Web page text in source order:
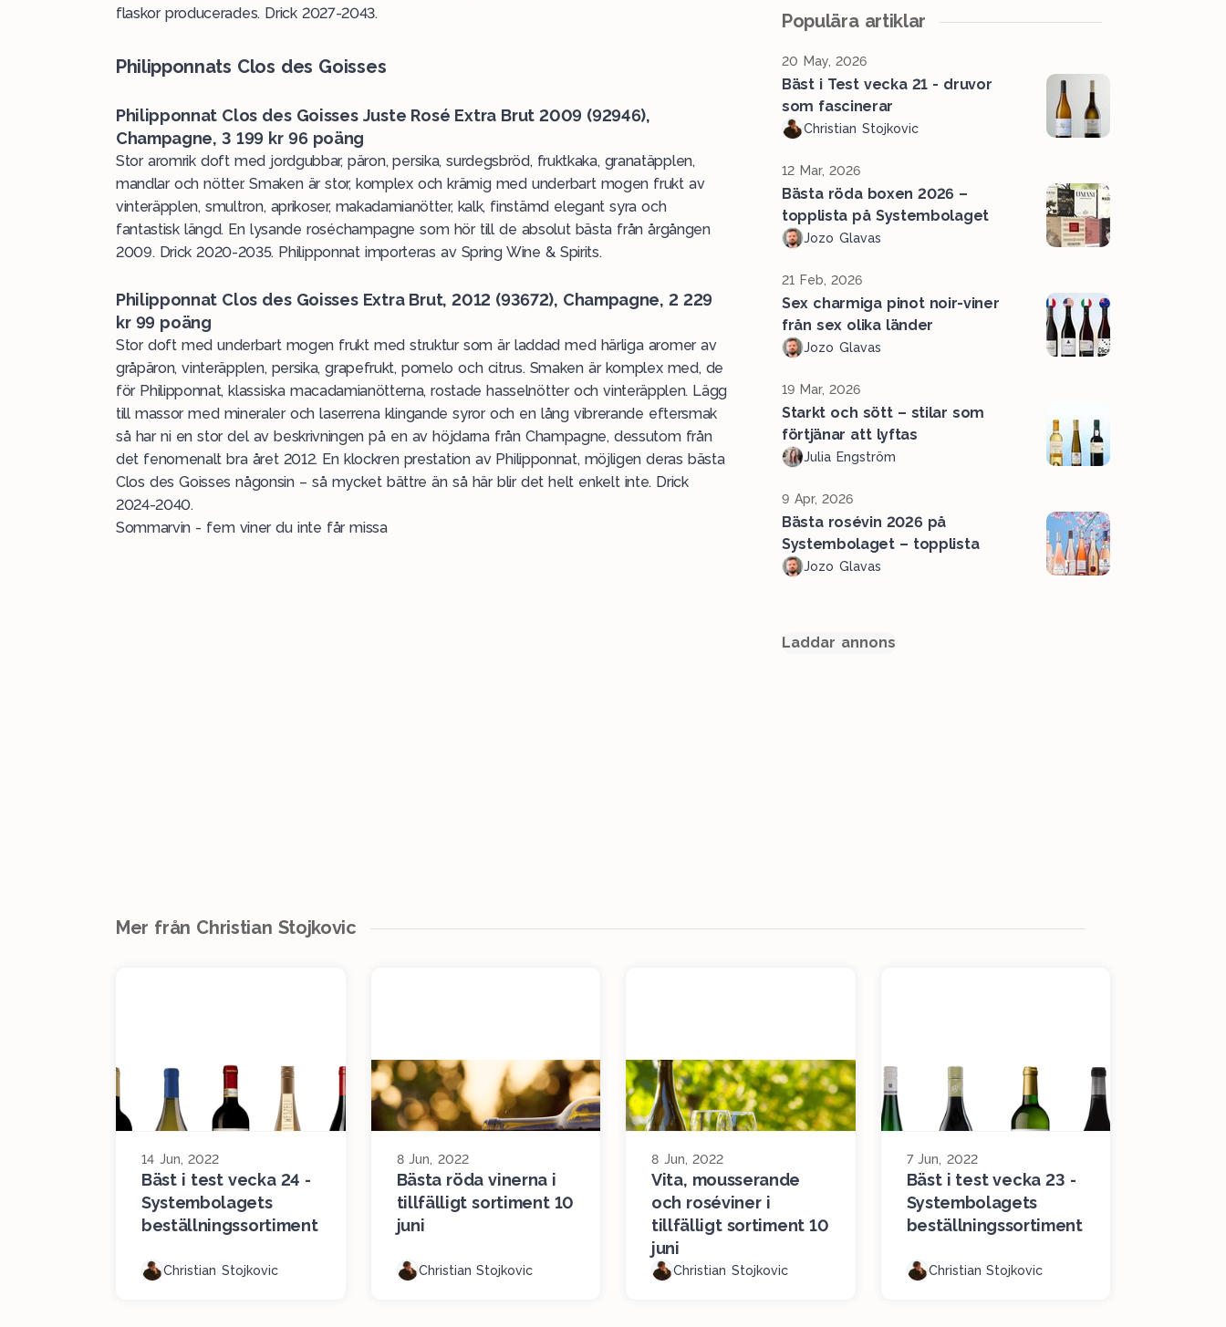
flaskor producerades. Drick 2027-2043.
Philipponnats Clos des Goisses
Philipponnat Clos des Goisses Juste Rosé Extra Brut 2009 (92946),
Champagne, 3 199 kr 96 poäng
Stor aromrik doft med jordgubbar, päron, persika, surdegsbröd, fruktkaka, granatäpplen,
mandlar och nötter. Smaken är stor, komplex och krämig med underbart mogen frukt av
vinteräpplen, smultron, aprikoser, makadamianötter, kalk, finstämd elegant syra och
fantastisk längd. En lysande roséchampagne som hör till de absolut bästa från årgången
2009. Drick 2020-2035. Philipponnat importeras av Spring Wine & Spirits.
Philipponnat Clos des Goisses Extra Brut, 2012 (93672), Champagne, 2 229
kr 99 poäng
Stor doft med underbart mogen frukt med struktur som är laddad med härliga aromer av
gråpäron, vinteräpplen, persika, grapefrukt, pomelo och citrus. Smaken är komplex med, de
för Philipponnat, klassiska macadamianötterna, rostade hasselnötter och vinteräpplen. Lägg
till massor med mineraler och laserrena klingande syror och en lång vibrerande eftersmak
så har ni en stor del av beskrivningen på en av höjdarna från Champagne, dessutom från
det fenomenalt bra året 2012. En klockren prestation av Philipponnat, möjligen deras bästa
Clos des Goisses någonsin – så mycket bättre än så här blir det helt enkelt inte. Drick
2024-2040.
Sommarvin - fem viner du inte får missa
Populära artiklar
20 May, 2026
Bäst i Test vecka 21 - druvor
som fascinerar
Christian Stojkovic
12 Mar, 2026
Bästa röda boxen 2026 –
topplista på Systembolaget
Jozo Glavas
21 Feb, 2026
Sex charmiga pinot noir-viner
från sex olika länder
Jozo Glavas
19 Mar, 2026
Starkt och sött – stilar som
förtjänar att lyftas
Julia Engström
9 Apr, 2026
Bästa rosévin 2026 på
Systembolaget – topplista
Jozo Glavas
Laddar annons
Mer från Christian Stojkovic
14 Jun, 2022
Bäst i test vecka 24 -
Systembolagets
beställningssortiment
Christian Stojkovic
8 Jun, 2022
Bästa röda vinerna i
tillfälligt sortiment 10
juni
Christian Stojkovic
8 Jun, 2022
Vita, mousserande
och roséviner i
tillfälligt sortiment 10
juni
Christian Stojkovic
7 Jun, 2022
Bäst i test vecka 23 -
Systembolagets
beställningssortiment
Christian Stojkovic